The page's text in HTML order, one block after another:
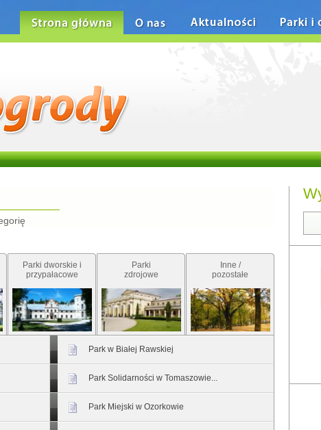
Parki dworskie i
przypałacowe
Parki
zdrojowe
Inne /
pozostałe
Park w Białej Rawskiej
Park Solidarności w Tomaszowie...
Park Miejski w Ozorkowie
Strona główna O nas Aktualności Parki i